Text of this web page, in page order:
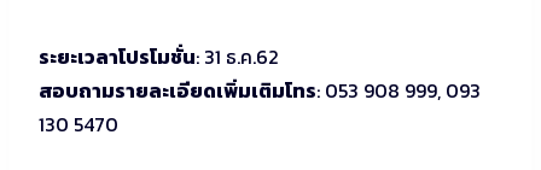
ระยะเวลาโปรโมชั่น: 31 ธ.ค.62
สอบถามรายละเอียดเพิ่มเติมโทร: 053 908 999, 093
130 5470